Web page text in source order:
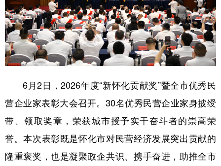
法律 中央文件 金融 汽车
食品 人居 信息化 数字经济
学术中国 乡村振兴 银龄 溯源中国
城市 旅游 能源 会展
彩票 娱乐 时尚 悦读
公益 一带一路 亚太网 上市公司
文化产业
6月2日，2026年度“新怀化贡献奖”暨全市优秀民
营企业家表彰大会召开。30名优秀民营企业家身披绶
带、领取奖章，荣获城市授予实干奋斗者的崇高荣
誉。本次表彰既是怀化市对民营经济发展突出贡献的
隆重褒奖，也是凝聚政企共识、携手奋进，助推全市